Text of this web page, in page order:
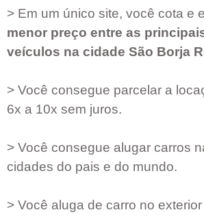
> Em um único site, você cota e
menor preço entre as
veículos na cidade São Borja
> Você consegue parcelar a
6x a 10x sem juros.
> Você consegue alugar carros
cidades do pais e do mundo.
> Você aluga de carro no